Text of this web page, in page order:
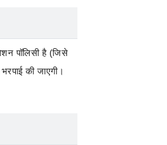
पॉलिसी है (जिसे
की जाएगी।